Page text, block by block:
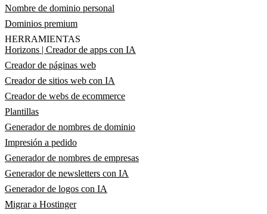
Nombre de dominio personal
Dominios premium
HERRAMIENTAS
Horizons | Creador de apps con IA
Creador de páginas web
Creador de sitios web con IA
Creador de webs de ecommerce
Plantillas
Generador de nombres de dominio
Impresión a pedido
Generador de nombres de empresas
Generador de newsletters con IA
Generador de logos con IA
Migrar a Hostinger